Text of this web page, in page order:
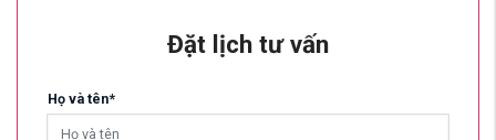
Đặt lịch tư vấn
Họ và tên*